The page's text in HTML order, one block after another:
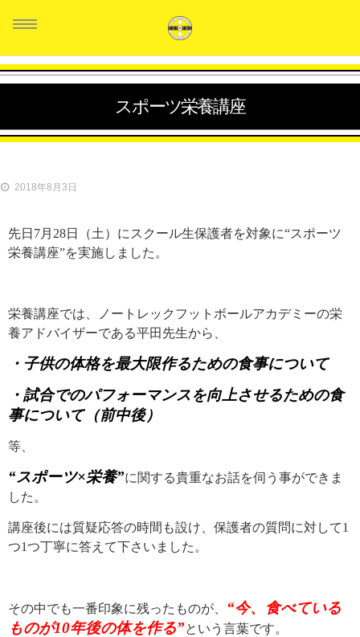
スタッフ紹介
生徒の声
スポーツ栄養講座
2018年8月3日
先日 7月 28日（土）にスクール生保護者を対象に“スポーツ
栄養講座”を実施しました。
栄養講座では、ノートレックフットボールアカデミーの栄
養アドバイザーである平田先生から、
・子供の体格を最大限作るための食事について
・試合でのパフォーマンスを向上させるための食
事について（前中後）
等、
“スポーツ×栄養”に関する貴重なお話を伺う事ができま
した。
講座後には質疑応答の時間も設け、保護者の質問に対して1
つ1つ丁寧に答えて下さいました。
その中でも一番印象に残ったものが、 “今、食べている
ものが10年後の体を作る”という言葉です。